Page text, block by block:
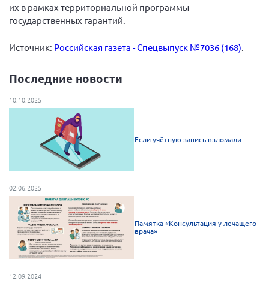
их в рамках территориальной программы
государственных гарантий.
Источник: Российская газета - Спецвыпуск №7036 (168)
Последние новости
10.10.2025
Если учётную запись взломали
02.06.2025
Памятка «Консультация у лечащего
врача»
12.09.2024